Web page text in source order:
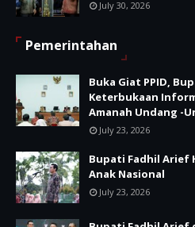
July 30, 2026
Pemerintahan
Buka Giat PPID,
Keterbukaan
Amanah Undang -
July 23, 2026
Bupati Fadhil Arief
Anak Nasional
July 23, 2026